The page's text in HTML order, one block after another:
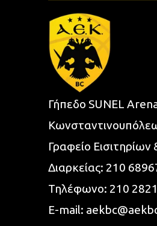
Γήπεδο SUNEL
Γραφείο Εισιτηρίων
Διαρκείας: 210
Τηλέφωνο: 210
E-mail: